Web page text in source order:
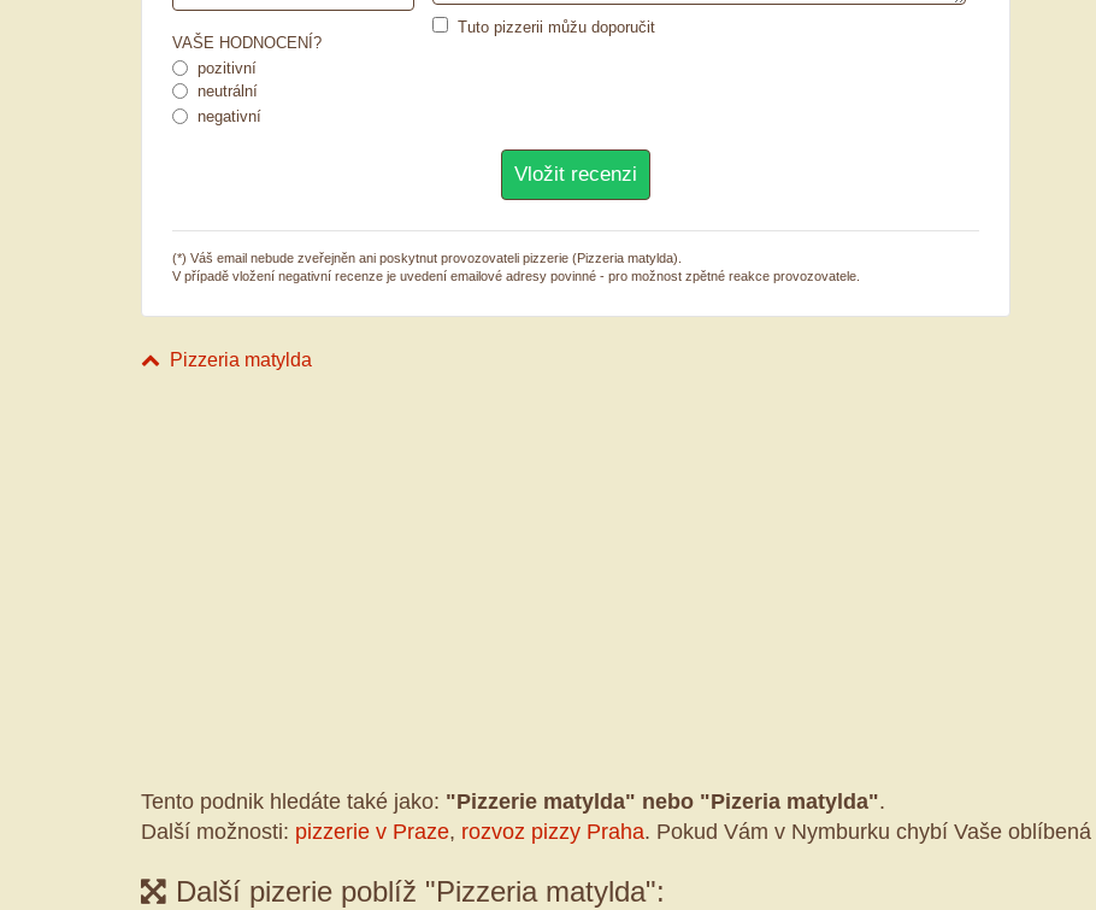
VAŠE HODNOCENÍ?
pozitivní
neutrální
negativní
Tuto pizzerii můžu doporučit
(*) Váš email nebude zveřejněn ani poskytnut provozovateli pizzerie (Pizzeria matylda).
V případě vložení negativní recenze je uvedení emailové adresy povinné - pro možnost zpětné reakce provozovatele.
Pizzeria matylda
Tento podnik hledáte také jako: "Pizzerie matylda" nebo "Pizeria matylda".
Další možnosti: pizzerie v Praze, rozvoz pizzy Praha. Pokud Vám v Nymburku chybí Vaše
Další pizerie poblíž "Pizzeria matylda":